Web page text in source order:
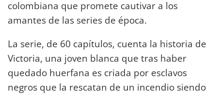
colombiana que promete cautivar a los
amantes de las series de época.
La serie, de 60 capítulos, cuenta la historia de
Victoria, una joven blanca que tras haber
quedado huerfana es criada por esclavos
negros que la rescatan de un incendio siendo